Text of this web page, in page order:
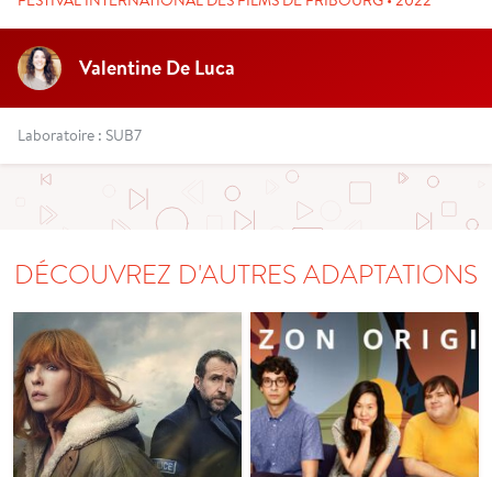
Valentine De Luca
Laboratoire : SUB7
DÉCOUVREZ D'AUTRES ADAPTATIONS